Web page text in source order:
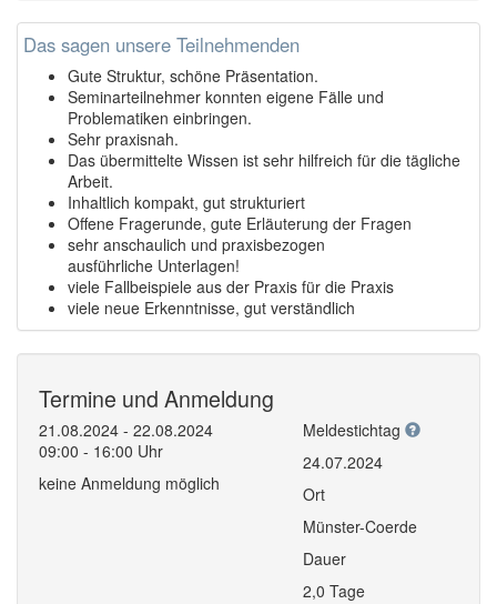
Das sagen unsere Teilnehmenden
Gute Struktur, schöne Präsentation.
Seminarteilnehmer konnten eigene Fälle und
Problematiken einbringen.
Sehr praxisnah.
Das übermittelte Wissen ist sehr hilfreich für die tägliche
Arbeit.
Inhaltlich kompakt, gut strukturiert
Offene Fragerunde, gute Erläuterung der Fragen
sehr anschaulich und praxisbezogen
ausführliche Unterlagen!
viele Fallbeispiele aus der Praxis für die Praxis
viele neue Erkenntnisse, gut verständlich
Termine und Anmeldung
21.08.2024 - 22.08.2024
09:00 - 16:00 Uhr
keine Anmeldung möglich
Meldestichtag
24.07.2024
Ort
Münster-Coerde
Dauer
2,0 Tage